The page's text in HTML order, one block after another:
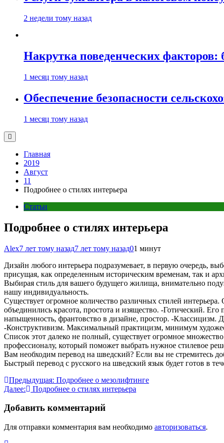
2 недели тому назад
Накрутка поведенческих
1 месяц тому назад
Обеспечение безопасности
1 месяц тому назад
Главная
2019
Август
11
Подробнее о стилях интерьера
Статьи
Подробнее о стилях интерьера
Alex7 лет тому назад7 лет тому назад01 минут
Дизайн любого интерьера подразумевает, в первую очередь,
присущая, как определенным историческим временам, так и
Выбирая стиль для вашего будущего жилища, внимательно
нашу индивидуальность.
Существует огромное количество различных стилей
объединились красота, простота и изящество. -Готический.
напыщенность, франтовство в дизайне, простор. -Классицизм.
-Конструктивизм. Максимальный практицизм, минимум
Список этот далеко не полный, существует огромное
профессионалу, который поможет выбрать нужное стилевое
Вам необходим перевод на шведский? Если вы не стремитесь
Быстрый перевод с русского на шведский язык будет готов в
Навигация
по
записям
Предыдущая: Подробнее о мезолифтинге
Далее:
Подробнее о стилях интерьера
Добавить комментарий
Для отправки комментария вам необходимо авторизоваться.